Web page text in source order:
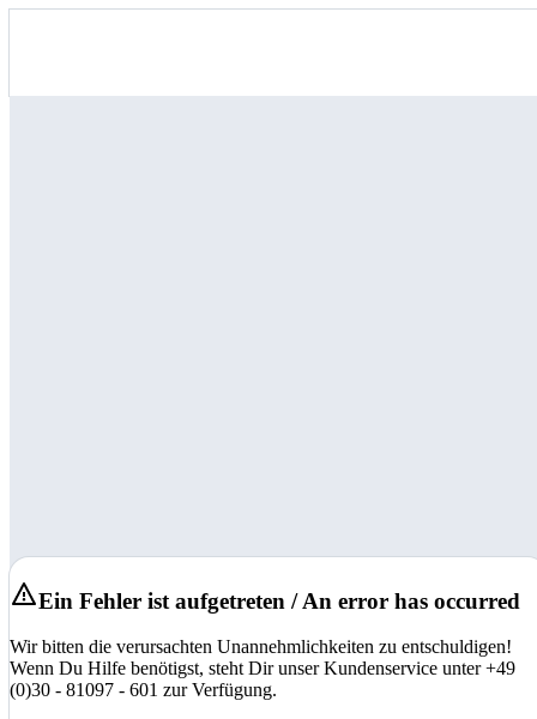
Ein Fehler ist aufgetreten / An error has occurred
Wir bitten die verursachten Unannehmlichkeiten zu entschuldigen!
Wenn Du Hilfe benötigst, steht Dir unser Kundenservice unter +49
(0)30 - 81097 - 601 zur Verfügung.